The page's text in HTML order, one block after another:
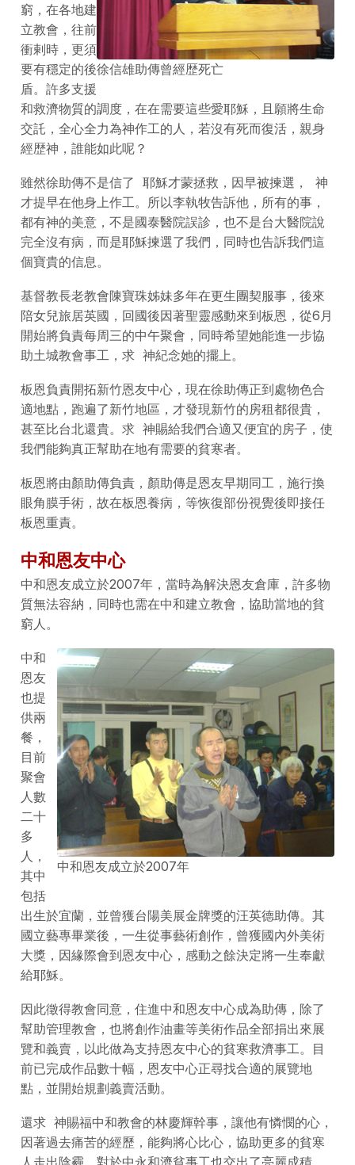
徐信雄助傳曾經歴死亡
窮，在各地建
立教會，往前
衝剌時，更須
要有穩定的後
盾。許多支援
和救濟物質的調度，在在需要這些愛耶穌，且願將生命
交託，全心全力為神作工的人，若沒有死而復活，親身
經歴神，誰能如此呢？
雖然徐助傳不是信了 耶穌才蒙拯救，因早被揀選， 神
才提早在他身上作工。所以李執牧告訴他，所有的事，
都有神的美意，不是國泰醫院誤診，也不是台大醫院說
完全沒有病，而是耶穌揀選了我們，同時也告訴我們這
個寶貴的信息。
基督教長老教會陳寶珠姊妹多年在更生團契服事，後來
陪女兒旅居英國，回國後因著聖靈感動來到板恩，從6月
開始將負責每周三的中午聚會，同時希望她能進一步協
助土城教會事工，求 神紀念她的擺上。
板恩負責開拓新竹恩友中心，現在徐助傳正到處物色合
適地點，跑遍了新竹地區，才發現新竹的房租都很貴，
甚至比台北還貴。求 神賜給我們合適又便宜的房子，使
我們能夠真正幫助在地有需要的貧寒者。
板恩將由顏助傳負責，顏助傳是恩友早期同工，施行換
眼角膜手術，故在板恩養病，等恢復部份視覺後即接任
板恩重責。
中和恩友中心
中和恩友成立於2007年，當時為解決恩友倉庫，許多物
質無法容納，同時也需在中和建立教會，協助當地的貧
窮人。
中和恩友成立於2007年
中和
恩友
也提
供兩
餐，
目前
聚會
人數
二十
多
人，
其中
包括
出生於宜蘭，並曾獲台陽美展金牌獎的汪英德助傳。其
國立藝專畢業後，一生從事藝術創作，曾獲國內外美術
大獎，因緣際會到恩友中心，感動之餘決定將一生奉獻
給耶穌。
因此徵得教會同意，住進中和恩友中心成為助傳，除了
幫助管理教會，也將創作油畫等美術作品全部捐出來展
覽和義賣，以此做為支持恩友中心的貧寒救濟事工。目
前已完成作品數十幅，恩友中心正尋找合適的展覽地
點，並開始規劃義賣活動。
還求 神賜福中和教會的林慶輝幹事，讓他有憐憫的心，
因著過去痛苦的經歷，能夠將心比心，協助更多的貧寒
人走出陰霾，對於中永和濟貧事工也交出了亮麗成積，